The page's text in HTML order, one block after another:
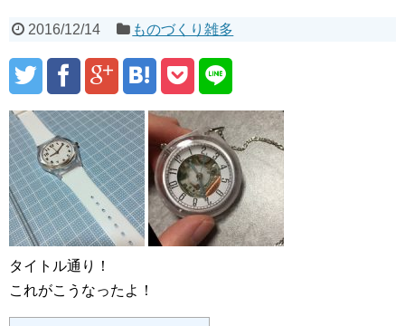
2016/12/14 ものづくり雑多
タイトル通り！
これがこうなったよ！